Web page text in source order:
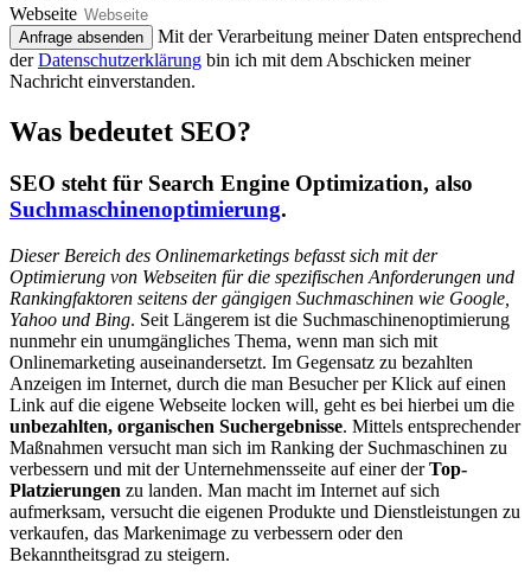
Webseite
Anfrage absenden
Mit der Verarbeitung meiner Daten entsprechend
derDatenschutzerklärung bin ich mit dem Abschicken meiner
Nachricht einverstanden.
Was bedeutet SEO?
SEO steht für Search Engine Optimization, also
Suchmaschinenoptimierung.
Dieser Bereich des Onlinemarketings befasst sich mit der
Optimierung von Webseiten für die spezifischen Anforderungen und
Rankingfaktoren seitens der gängigen Suchmaschinen wie Google,
Yahoo und Bing. Seit Längerem ist die Suchmaschinenoptimierung
nunmehr ein unumgängliches Thema, wenn man sich mit
Onlinemarketing auseinandersetzt. Im Gegensatz zu bezahlten
Anzeigen im Internet, durch die man Besucher per Klick auf einen
Link auf die eigene Webseite locken will, geht es bei hierbei um die
unbezahlten, organischen Suchergebnisse. Mittels entsprechender
Maßnahmen versucht man sich im Ranking der Suchmaschinen zu
verbessern und mit der Unternehmensseite auf einer derTop-
Platzierungen zu landen. Man macht im Internet auf sich
aufmerksam, versucht die eigenen Produkte und Dienstleistungen zu
verkaufen, das Markenimage zu verbessern oder den
Bekanntheitsgrad zu steigern.